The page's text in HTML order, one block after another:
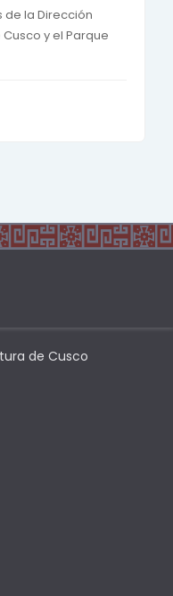
de la Dirección
y el Parque
de Cusco